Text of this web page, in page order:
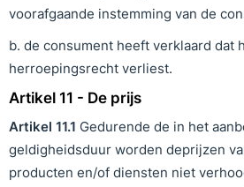
voorafgaande instemming van de
b. de consument heeft verklaard dat
herroepingsrecht verliest.
Artikel 11 - De prijs
Artikel 11.1 Gedurende de in het
geldigheidsduur worden deprijzen
producten en/of diensten niet